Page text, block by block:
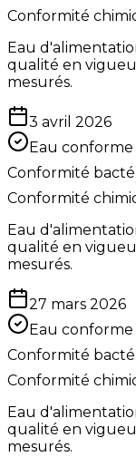
Conformité
Eau
qualité en
mesurés.
3 avril 2026
Eau conforme
Conformité
Conformité
Eau
qualité en
mesurés.
27 mars 2026
Eau conforme
Conformité
Conformité
Eau
qualité en
mesurés.